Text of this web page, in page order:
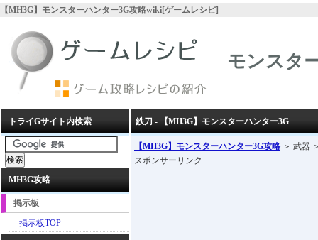
【MH3G】モンスターハンター3G攻略wiki[ゲームレシピ]
モンスタ
鉄刀 - 【MH3G】モンスターハンター3G
【MH3G】モンスターハンター3G攻略 ＞ 武器
スポンサーリンク
トライGサイト内検索
MH3G攻略
掲示板
掲示板TOP